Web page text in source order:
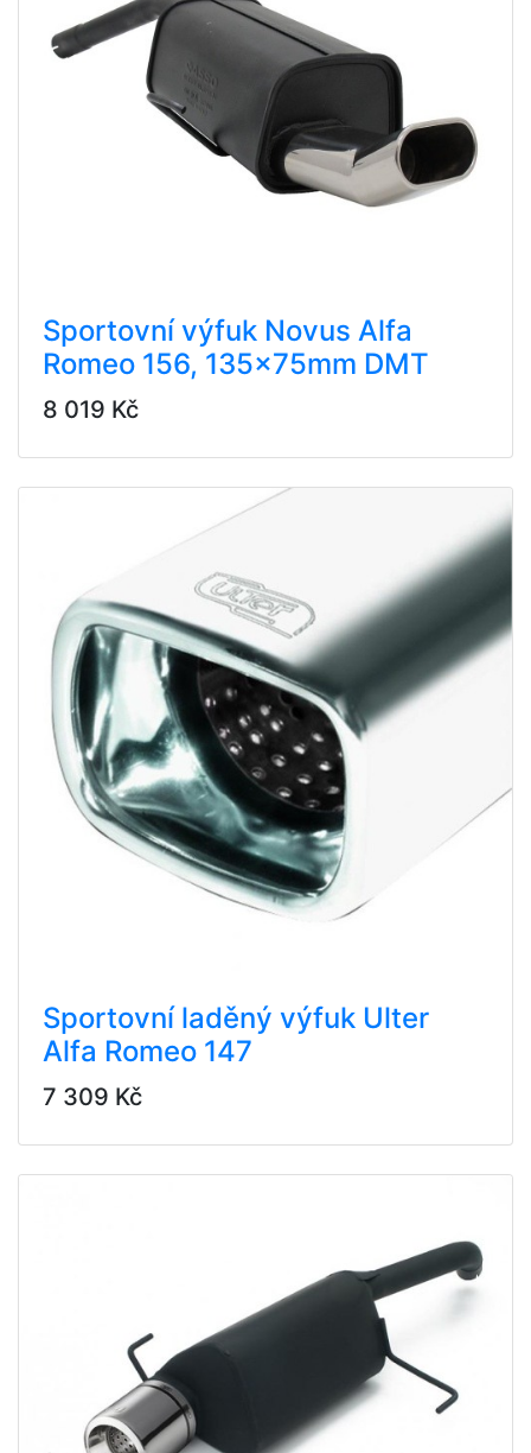
Sportovní výfuk Novus Alfa
Romeo 156, 135x75mm DMT
8 019 Kč
Sportovní laděný výfuk Ulter
Alfa Romeo 147
7 309 Kč